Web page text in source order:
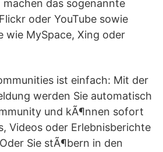
das sogenannte
oder YouTube sowie
wie MySpace, Xing oder
ist einfach: Mit der
werden Sie automatisch
und kÃ¶nnen sofort
Videos oder Erlebnisberichte
Sie stÃ¶bern in den